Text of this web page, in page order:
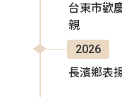
台東市歡
親
2026
長濱鄉表